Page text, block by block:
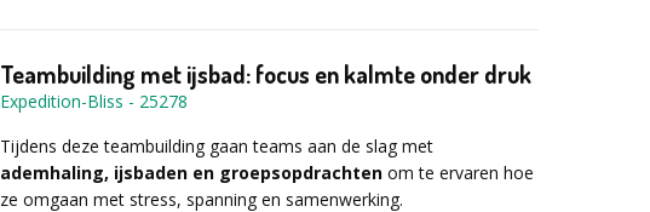
Teambuilding met ijsbad: focus en kalmte onder druk
Expedition-Bliss - 25278
Tijdens deze teambuilding gaan teams aan de slag met
ademhaling, ijsbaden en groepsopdrachten om te ervaren hoe
ze omgaan met stress, spanning en samenwerking.